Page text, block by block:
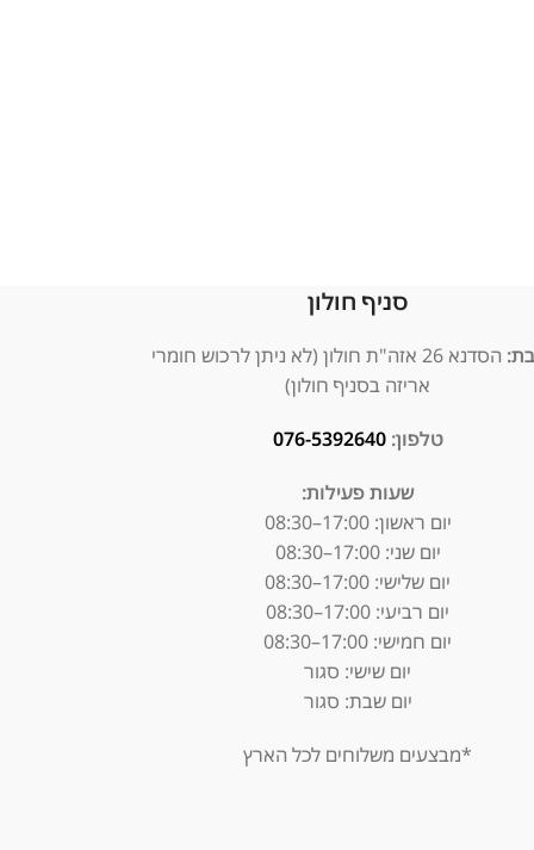
סניף חולון
הסדנא 26 אזה"ת חולון (לא ניתן לרכוש חומרי
אריזה בסניף חולון)
טלפון:076-5392640
שעות פעילות:
יום ראשון: 17:00–08:30
יום שני: 17:00–08:30
יום שלישי: 17:00–08:30
יום רביעי: 17:00–08:30
יום חמישי: 17:00–08:30
יום שישי: סגור
יום שבת: סגור
*מבצעים משלוחים לכל הארץ